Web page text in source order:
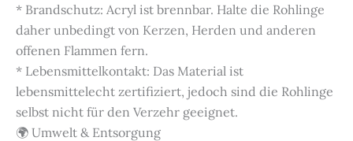
* Brandschutz: Acryl ist brennbar. Halte die Rohlinge
daher unbedingt von Kerzen, Herden und anderen
offenen Flammen fern.
* Lebensmittelkontakt: Das Material ist
lebensmittelecht zertifiziert, jedoch sind die Rohlinge
selbst nicht für den Verzehr geeignet.
🌍 Umwelt & Entsorgung